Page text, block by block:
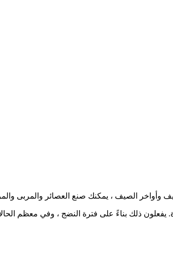
يفعلون ذلك بناءً على فترة النضج ، وفي معظم